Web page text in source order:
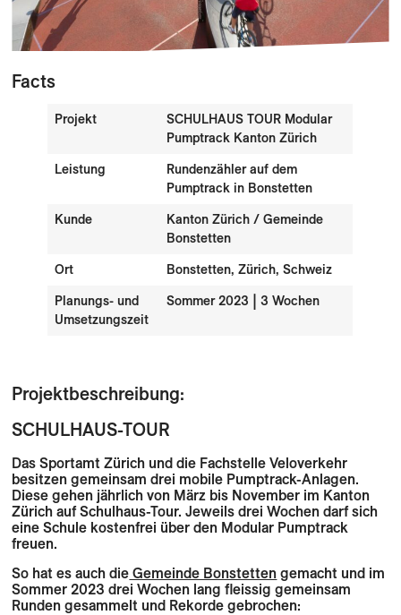
Facts
Projekt
SCHULHAUS TOUR Modular
Pumptrack Kanton Zürich
Leistung
Rundenzähler auf dem
Pumptrack in Bonstetten
Kunde
Kanton Zürich / Gemeinde
Bonstetten
Ort
Bonstetten, Zürich, Schweiz
Planungs- und
Umsetzungszeit
Sommer 2023 | 3 Wochen
Projektbeschreibung:
SCHULHAUS-TOUR
Das Sportamt Zürich und die Fachstelle Veloverkehr
besitzen gemeinsam drei mobile Pumptrack-Anlagen.
Diese gehen jährlich von März bis November im Kanton
Zürich auf Schulhaus-Tour. Jeweils drei Wochen darf sich
eine Schule kostenfrei über den Modular Pumptrack
freuen.
So hat es auch die Gemeinde Bonstetten gemacht und im
Sommer 2023 drei Wochen lang fleissig gemeinsam
Runden gesammelt und Rekorde gebrochen: